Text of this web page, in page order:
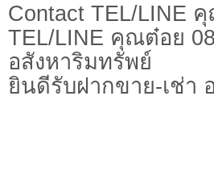
Contact TEL/LINE
TEL/LINE คุณต๋อย
อสังหาริมทรัพย์
ยินดีรับฝากขาย-เช่า